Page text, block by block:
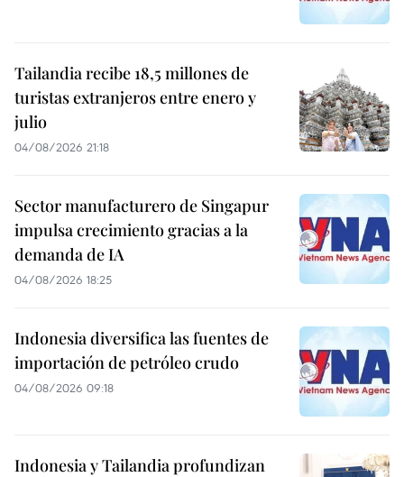
Tailandia recibe 18,5 millones de
turistas extranjeros entre enero y
julio
04/08/2026 21:18
Sector manufacturero de Singapur
impulsa crecimiento gracias a la
demanda de IA
04/08/2026 18:25
Indonesia diversifica las fuentes de
importación de petróleo crudo
04/08/2026 09:18
Indonesia y Tailandia profundizan